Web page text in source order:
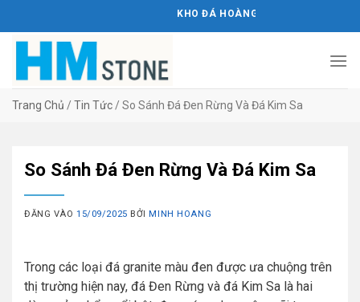
qua
KHO ĐÁ HOÀNG MINH STONE
Trang Chủ / Tin Tức / So Sánh Đá Đen Rừng Và Đá Kim Sa
So Sánh Đá Đen Rừng Và Đá Kim Sa
ĐĂNG VÀO15/09/2025 BỞI MINH HOANG
Trong các loại đá granite màu đen được ưa chuộng trên
thị trường hiện nay, đá Đen Rừng và đá Kim Sa là hai